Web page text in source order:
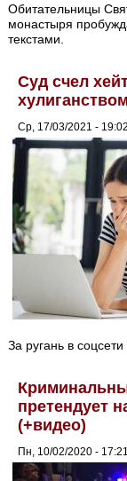
Обитательницы
монастыря
текстами.
Суд счел
хулиганством
Ср, 17/03/2021 - 19:02
За ругань в
претендует
(+видео)
Пн, 10/02/2020 - 17:21